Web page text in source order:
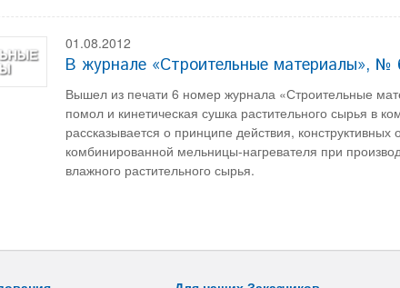
01.08.2012
В журнале «Строительные материалы», №
Вышел из печати 6 номер журнала «Строительные
помол и кинетическая сушка растительного сырья в
рассказывается о принципе действия,
комбинированной мельницы-нагревателя при
влажного растительного сырья.